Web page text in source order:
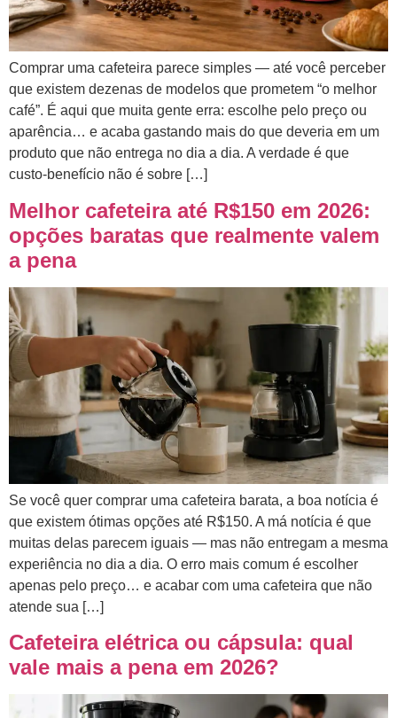
Comprar uma cafeteira parece simples — até você perceber
que existem dezenas de modelos que prometem “o melhor
café”. É aqui que muita gente erra: escolhe pelo preço ou
aparência… e acaba gastando mais do que deveria em um
produto que não entrega no dia a dia. A verdade é que
custo-benefício não é sobre […]
Melhor cafeteira até R$150 em 2026:
opções baratas que realmente valem
a pena
Se você quer comprar uma cafeteira barata, a boa notícia é
que existem ótimas opções até R$150. A má notícia é que
muitas delas parecem iguais — mas não entregam a mesma
experiência no dia a dia. O erro mais comum é escolher
apenas pelo preço… e acabar com uma cafeteira que não
atende sua […]
Cafeteira elétrica ou cápsula: qual
vale mais a pena em 2026?